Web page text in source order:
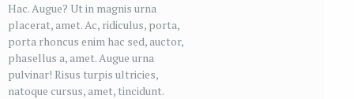
Hac. Augue? Ut in magnis urna
placerat, amet. Ac, ridiculus, porta,
porta rhoncus enim hac sed, auctor,
phasellus a, amet. Augue urna
pulvinar! Risus turpis ultricies,
natoque cursus, amet, tincidunt.